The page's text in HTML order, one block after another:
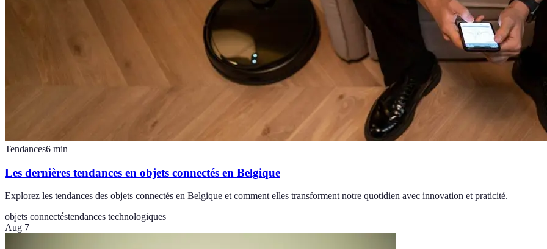
Tendances6 min
Les dernières tendances en objets connectés en Belgique
Explorez les tendances des objets connectés en Belgique et comment elles transforment notre quotidien avec innovation et praticité.
objets connectéstendances technologiques
Aug 7